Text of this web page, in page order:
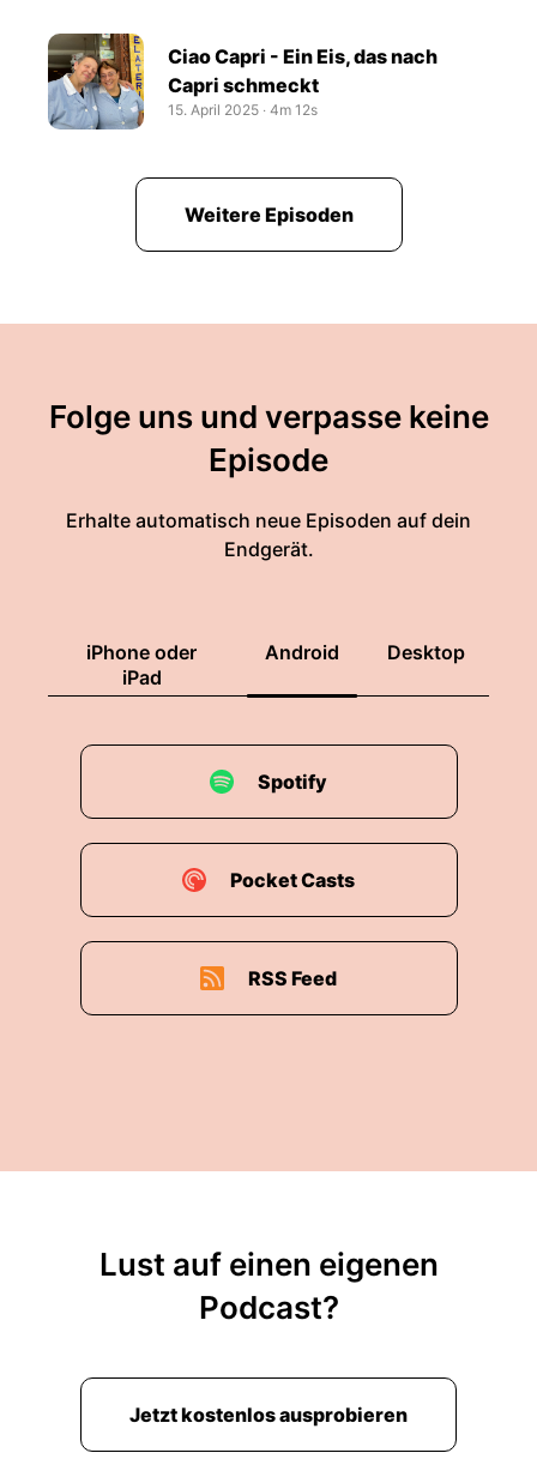
Ciao Capri - Ein Eis, das nach
Capri schmeckt
15. April 2025 ‧ 4m 12s
Weitere Episoden
Folge uns und verpasse keine
Episode
Erhalte automatisch neue Episoden auf dein
Endgerät.
iPhone oder
iPad
Android Desktop
Spotify
Pocket Casts
RSS Feed
Lust auf einen eigenen
Podcast?
Jetzt kostenlos ausprobieren